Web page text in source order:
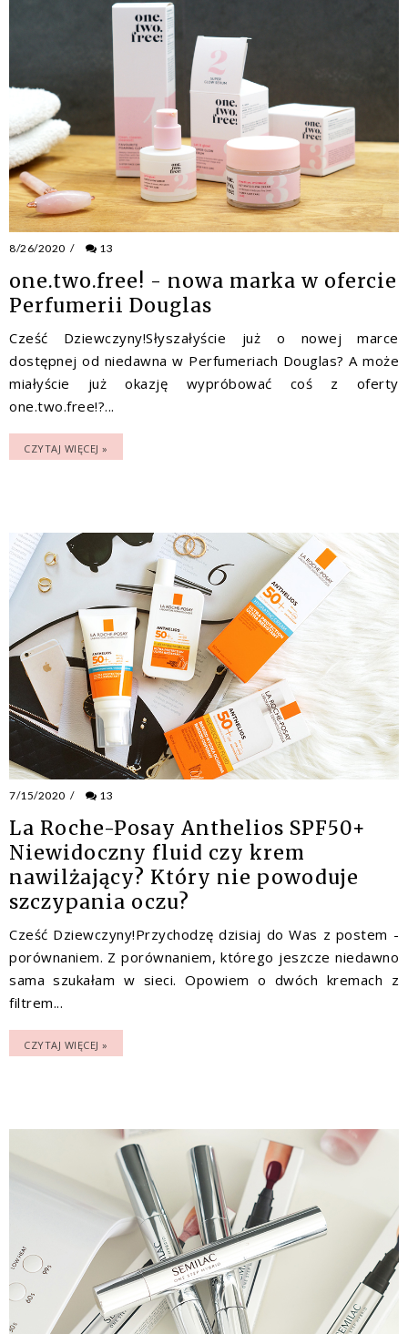
8/26/2020 / 13
one.two.free! - nowa marka w ofercie
Perfumerii Douglas
Cześć Dziewczyny!Słyszałyście już o nowej marce
dostępnej od niedawna w Perfumeriach Douglas? A może
miałyście już okazję wypróbować coś z oferty
one.two.free!?...
CZYTAJ WIĘCEJ »
7/15/2020 / 13
La Roche-Posay Anthelios SPF50+
Niewidoczny fluid czy krem
nawilżający? Który nie powoduje
szczypania oczu?
Cześć Dziewczyny!Przychodzę dzisiaj do Was z postem -
porównaniem. Z porównaniem, którego jeszcze niedawno
sama szukałam w sieci. Opowiem o dwóch kremach z
filtrem...
CZYTAJ WIĘCEJ »